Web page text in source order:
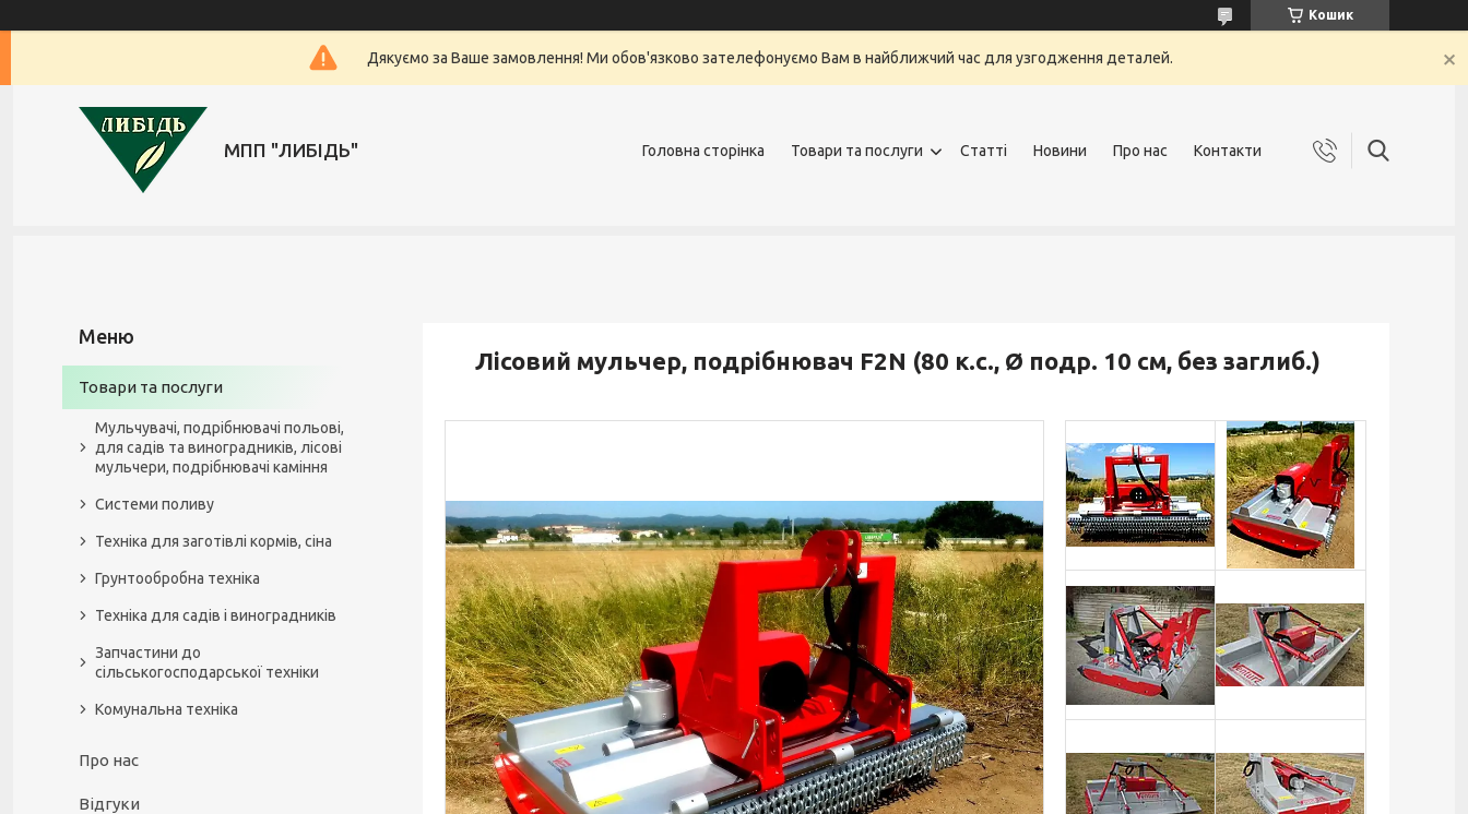
Кошик
Дякуємо за Ваше замовлення! Ми обов'язково зателефонуємо Вам в найближчий час для узгодження деталей.
МПП "ЛИБІДЬ" Головна сторінка Товари та послуги Статті Новини Про нас Контакти
Лісовий мульчер, подрібнювач F2N (80 к.с., Ø подр. 10 см, без заглиб.)
Товари та послуги
Мульчувачі, подрібнювачі польові,
для садів та виноградників, лісові
мульчери, подрібнювачі каміння
Системи поливу
Техніка для заготівлі кормів, сіна
Грунтообробна техніка
Техніка для садів і виноградників
Запчастини до
сільськогосподарської техніки
Комунальна техніка
Про нас
Відгуки